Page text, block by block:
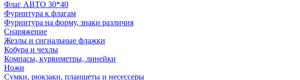
Флаг АВТО 30*40
Фурнитура к флагам
Фурнитура на форму, знаки различия
Снаряжение
Жезлы и сигнальные флажки
Кобура и чехлы
Компасы, курвиметры, линейки
Ножи
Сумки, рюкзаки, планшеты и несессеры